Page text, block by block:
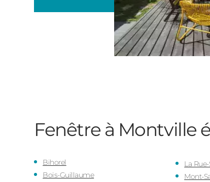
Fenêtre à Montville
Bihorel
Bois-Guillaume
La
Mont-